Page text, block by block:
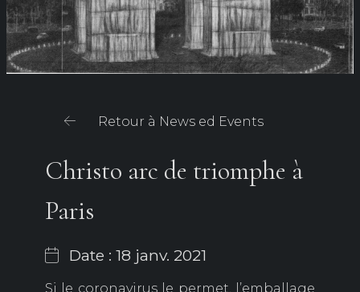
Retour à News ed Events
Christo arc de triomphe à
Paris
Date : 18 janv. 2021
Si le coronavirus le permet, l’emballage